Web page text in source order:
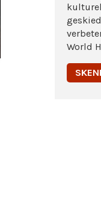
World